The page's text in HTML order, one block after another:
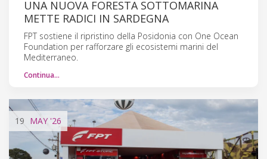
UNA NUOVA FORESTA SOTTOMARINA
METTE RADICI IN SARDEGNA
FPT sostiene il ripristino della Posidonia con One Ocean
Foundation per rafforzare gli ecosistemi marini del
Mediterraneo.
Continua…
19 MAY '26